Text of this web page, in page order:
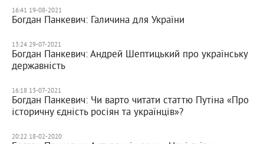
16:41 19-08-2021
Богдан Панкевич: Галичина для України
13:24 29-07-2021
Богдан Панкевич: Андрей Шептицький про українську
державність
16:18 13-07-2021
Богдан Панкевич: Чи варто читати статтю Путіна «Про
історичну єдність росіян та українців»?
20:22 18-02-2020